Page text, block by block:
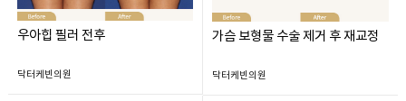
우아힙 필러 전후
닥터케빈의원
가슴 보형물 수술 제거 후 재교정
닥터케빈의원